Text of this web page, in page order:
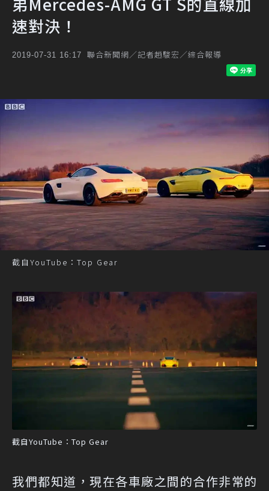
速對決！
2019-07-31 16:17 聯合新聞網／記者趙駿宏／綜合報導
截自YouTube：Top Gear
截自YouTube：Top Gear
我們都知道，現在各車廠之間的合作非常的